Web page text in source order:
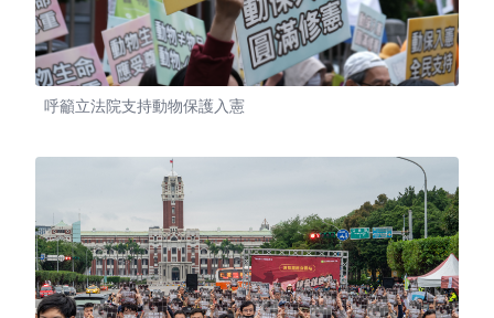
呼籲立法院支持動物保護入憲